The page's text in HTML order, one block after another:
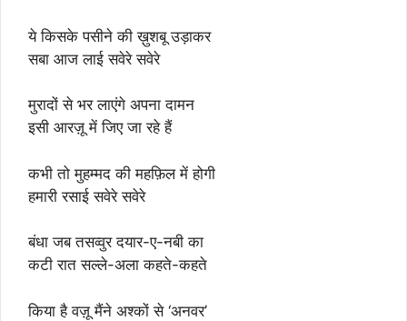
ये किसके पसीने की ख़ुशबू उड़ाकर
सबा आज लाई सवेरे सवेरे
मुरादों से भर लाएंगे अपना दामन
इसी आरज़ू में जिए जा रहे हैं
कभी तो मुहम्मद की महफ़िल में होगी
हमारी रसाई सवेरे सवेरे
बंधा जब तसव्वुर दयार-ए-नबी का
कटी रात सल्ले-अला कहते-कहते
किया है वज़ू मैंने अश्कों से ‘अनवर’